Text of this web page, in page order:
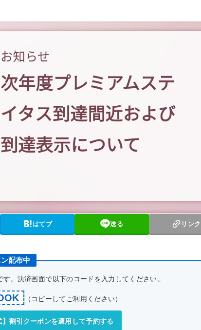
はてブ 送る リンク
配布中
。決済画面で以下のコードを入力してください。
（コピーしてご利用ください）
】割引クーポンを適用して予約する